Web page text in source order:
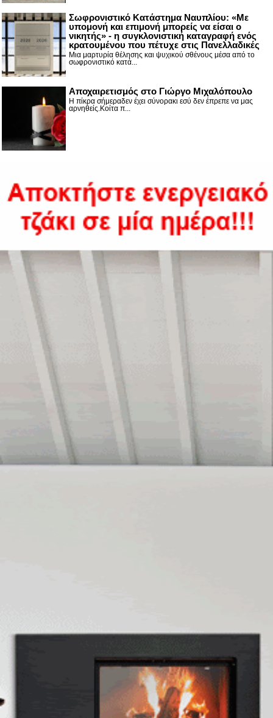
Σωφρονιστικό Κατάστημα Ναυπλίου: «Με
υπομονή και επιμονή μπορείς να είσαι ο
νικητής» - η συγκλονιστική καταγραφή ενός
κρατουμένου που πέτυχε στις Πανελλαδικές
Μια μαρτυρία θέλησης και ψυχικού σθένους μέσα από το
σωφρονιστικό κατά...
Αποχαιρετισμός στο Γιώργο Μιχαλόπουλο
Η πίκρα σήμεραδεν έχει σύνορακι εσύ δεν έπρεπε να μας
αρνηθείς.Κοίτα π...